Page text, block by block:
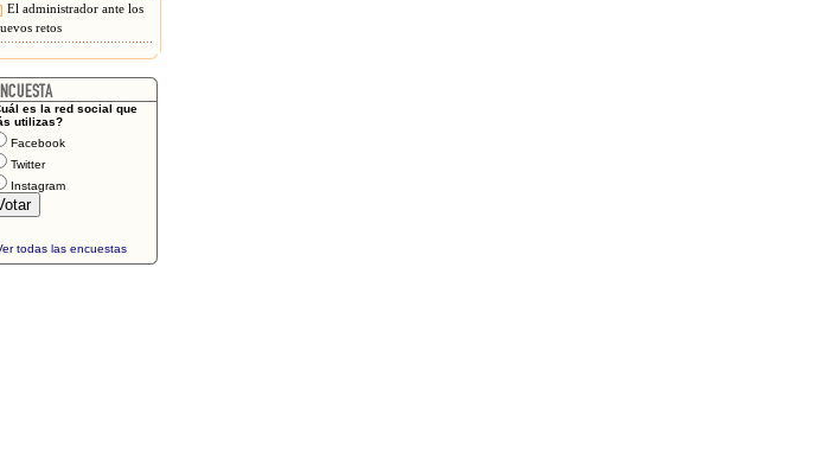
El administrador ante los
retos
es la red social que
utilizas?
Facebook
Twitter
Instagram
todas las encuestas